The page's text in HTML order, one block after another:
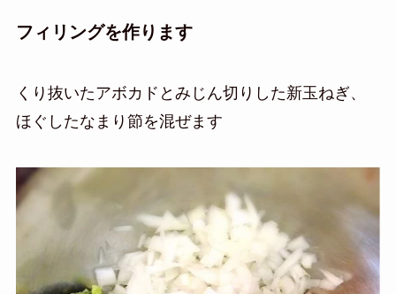
フィリングを作ります
くり抜いたアボカドとみじん切りした新玉ねぎ、
ほぐしたなまり節を混ぜます